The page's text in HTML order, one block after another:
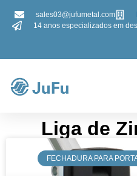
sales03@jufumetal.com
14 anos especializados em
​Liga de
​​FECHADURA PARA